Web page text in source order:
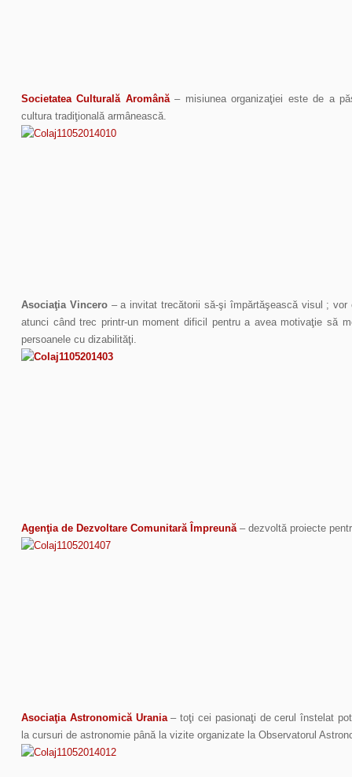
Societatea Culturală Aromână– misiunea organizaţiei este de a
cultura tradiţională armânească.
Asociaţia Vincero– a invitat trecătorii să-şi împărtăşească visul ; vor
atunci când trec printr-un moment dificil pentru a avea motivaţie să
persoanele cu dizabilităţi.
Agenţia de Dezvoltare Comunitară Împreună– dezvoltă proiecte
Asociaţia Astronomică Urania– toţi cei pasionaţi de cerul înstelat
la cursuri de astronomie până la vizite organizate la Observatorul